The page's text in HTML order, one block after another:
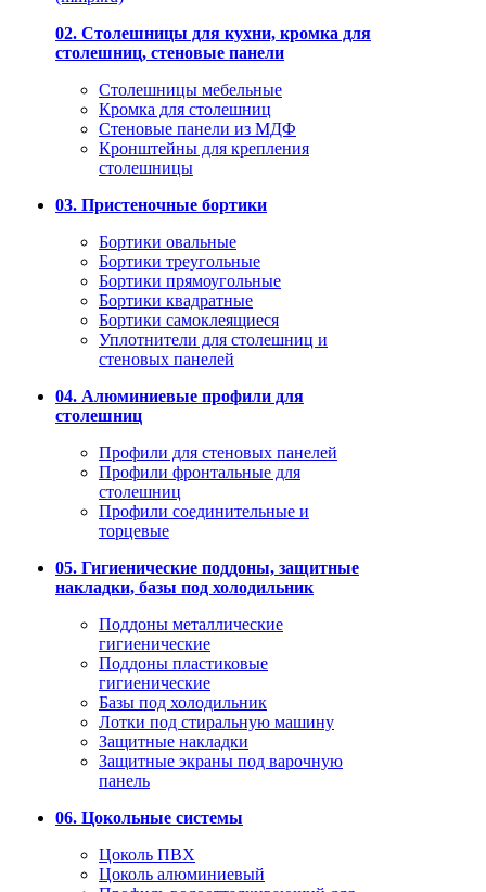
02. Столешницы для кухни, кромка для
столешниц, стеновые панели
Столешницы мебельные
Кромка для столешниц
Стеновые панели из МДФ
Кронштейны для крепления
столешницы
03. Пристеночные бортики
Бортики овальные
Бортики треугольные
Бортики прямоугольные
Бортики квадратные
Бортики самоклеящиеся
Уплотнители для столешниц и
стеновых панелей
04. Алюминиевые профили для
столешниц
Профили для стеновых панелей
Профили фронтальные для
столешниц
Профили соединительные и
торцевые
05. Гигиенические поддоны, защитные
накладки, базы под холодильник
Поддоны металлические
гигиенические
Поддоны пластиковые
гигиенические
Базы под холодильник
Лотки под стиральную машину
Защитные накладки
Защитные экраны под варочную
панель
06. Цокольные системы
Цоколь ПВХ
Цоколь алюминиевый